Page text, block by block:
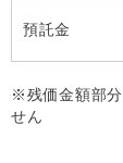
預託金
※残価金額部
せん